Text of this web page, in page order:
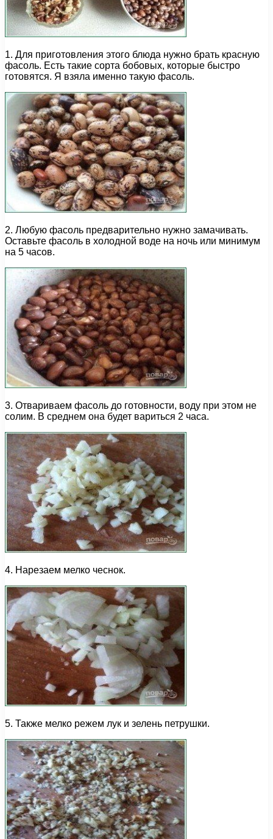
1. Для приготовления этого блюда нужно брать красную
фасоль. Есть такие сорта бобовых, которые быстро
готовятся. Я взяла именно такую фасоль.
2. Любую фасоль предварительно нужно замачивать.
Оставьте фасоль в холодной воде на ночь или минимум
на 5 часов.
3. Отвариваем фасоль до готовности, воду при этом не
солим. В среднем она будет вариться 2 часа.
4. Нарезаем мелко чеснок.
5. Также мелко режем лук и зелень петрушки.